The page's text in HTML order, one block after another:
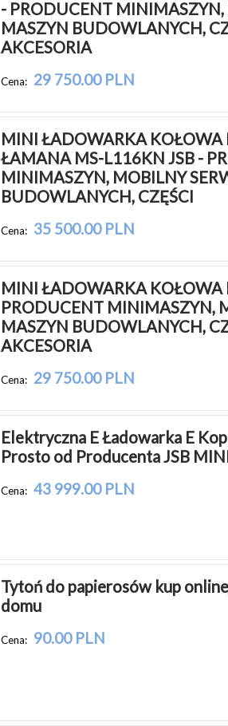
- PRODUCENT MINIMASZYN,
MASZYN BUDOWLANYCH,
AKCESORIA
Cena: 29 750.00 PLN
MINI ŁADOWARKA KOŁOWA
ŁAMANA MS-L116KN JSB -
MINIMASZYN, MOBILNY
BUDOWLANYCH, CZĘŚCI
Cena: 35 500.00 PLN
MINI ŁADOWARKA KOŁOWA
PRODUCENT MINIMASZYN,
MASZYN BUDOWLANYCH,
AKCESORIA
Cena: 29 750.00 PLN
Elektryczna E Ładowarka E
Prosto od Producenta JSB
Cena: 43 999.00 PLN
Tytoń do papierosów kup
domu
Cena: 90.00 PLN